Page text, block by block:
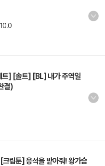
10.0
트] [솔트] [BL] 내가 주역일
결)
림툰] 응석을 받아줘! 왕가슴